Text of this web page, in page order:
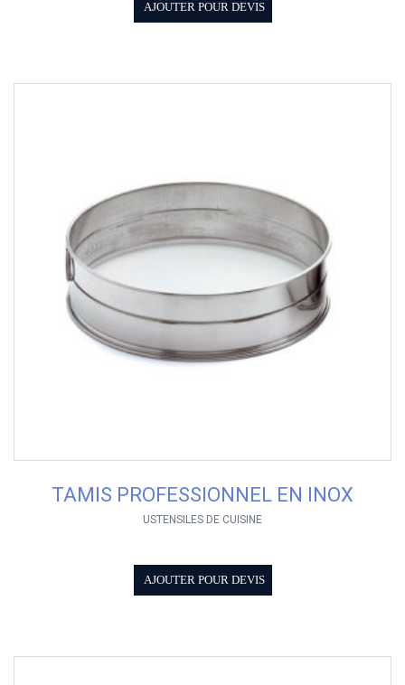
AJOUTER POUR DEVIS
TAMIS PROFESSIONNEL EN INOX
USTENSILES DE CUISINE
AJOUTER POUR DEVIS